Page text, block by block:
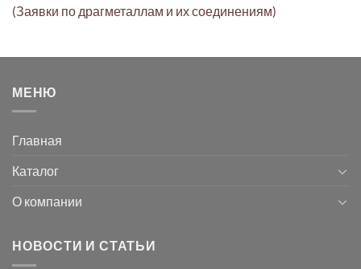
(Заявки по драгметаллам и их соединениям)
МЕНЮ
Главная
Каталог
О компании
НОВОСТИ И СТАТЬИ